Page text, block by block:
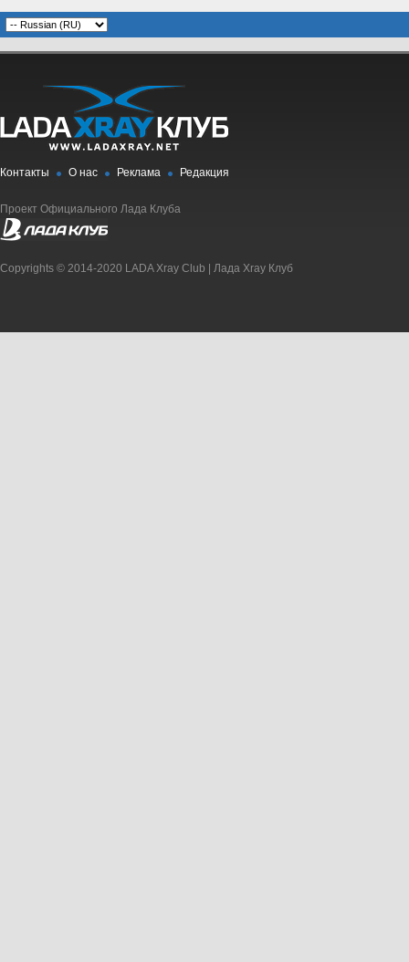
Контакты О нас Реклама Редакция
Проект Официального Лада Клуба
Copyrights © 2014-2020 LADA Xray Club | Лада Xray Клуб